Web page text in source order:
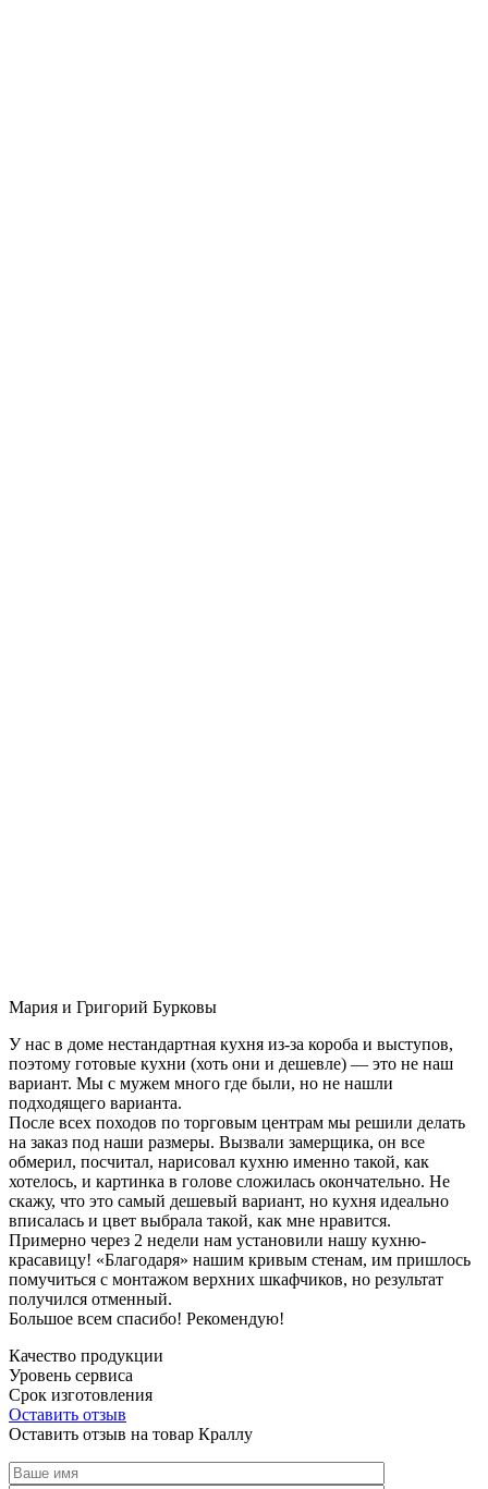
Мария и Григорий Бурковы
У нас в доме нестандартная кухня из-за короба и выступов,
поэтому готовые кухни (хоть они и дешевле) — это не наш
вариант. Мы с мужем много где были, но не нашли
подходящего варианта.
После всех походов по торговым центрам мы решили делать
на заказ под наши размеры. Вызвали замерщика, он все
обмерил, посчитал, нарисовал кухню именно такой, как
хотелось, и картинка в голове сложилась окончательно. Не
скажу, что это самый дешевый вариант, но кухня идеально
вписалась и цвет выбрала такой, как мне нравится.
Примерно через 2 недели нам установили нашу кухню-
красавицу! «Благодаря» нашим кривым стенам, им пришлось
помучиться с монтажом верхних шкафчиков, но результат
получился отменный.
Большое всем спасибо! Рекомендую!
Качество продукции
Уровень сервиса
Срок изготовления
Оставить отзыв
Оставить отзыв на товар Краллу